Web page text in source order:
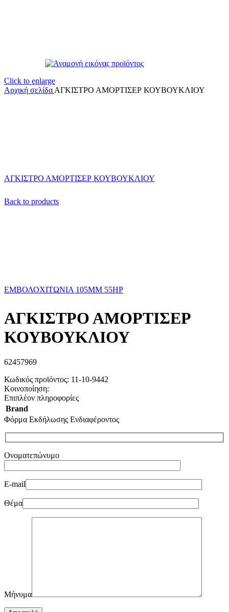
Click to enlarge
Αρχική σελίδα ΑΓΚΙΣΤΡΟ ΑΜΟΡΤΙΣΕΡ ΚΟΥΒΟΥΚΛΙΟΥ
ΑΓΚΙΣΤΡΟ ΑΜΟΡΤΙΣΕΡ ΚΟΥΒΟΥΚΛΙΟΥ
Back to products
ΕΜΒΟΛΟΧΙΤΩΝΙΑ 105ΜΜ 55ΗΡ
ΑΓΚΙΣΤΡΟ ΑΜΟΡΤΙΣΕΡ
ΚΟΥΒΟΥΚΛΙΟΥ
62457969
Κωδικός προϊόντος: 11-10-9442
Κοινοποίηση:
Επιπλέον πληροφορίες
Brand
Φόρμα Εκδήλωσης Ενδιαφέροντος
Ονοματεπώνυμο
E-mail
Θέμα
Μήνυμα